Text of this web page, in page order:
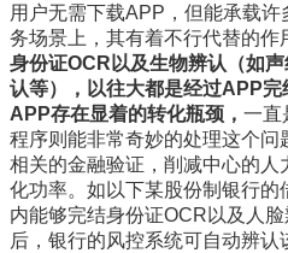
用户无需下载APP，但能承载
务场景上，其有着不行代替的作
身份证OCR以及生物辨认（如
认等），以往大都是经过APP
APP存在显着的转化瓶颈， 一直
程序则能非常奇妙的处理这个
相关的金融验证，削减中心的
化功率。如以下某股份制银行
内能够完结身份证OCR以及人
后，银行的风控系统可自动辨